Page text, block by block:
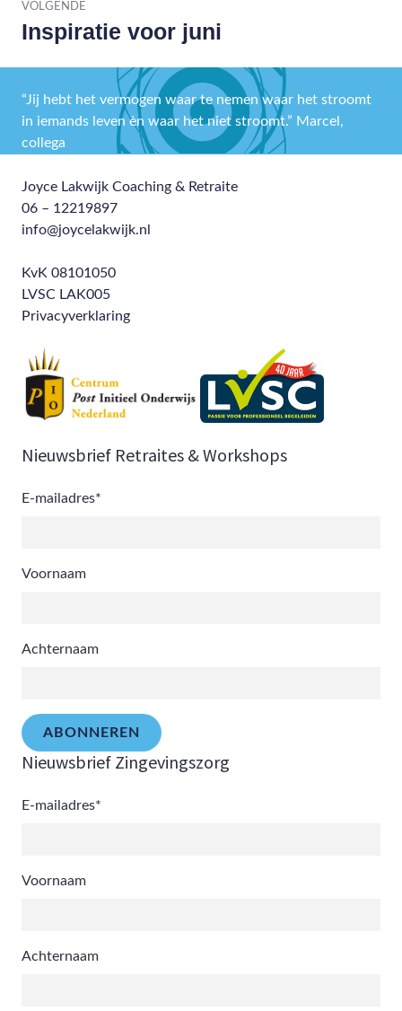
VOLGENDE
Volgend
Inspiratie voor juni
“Jij hebt het vermogen waar te nemen waar het stroomt
in iemands leven èn waar het niet stroomt.” Marcel,
collega
Joyce Lakwijk Coaching & Retraite
06 – 12219897
info@joycelakwijk.nl
KvK 08101050
LVSC LAK005
Privacyverklaring
Nieuwsbrief Retraites & Workshops
E-mailadres*
Voornaam
Achternaam
ABONNEREN
Nieuwsbrief Zingevingszorg
E-mailadres*
Voornaam
Achternaam